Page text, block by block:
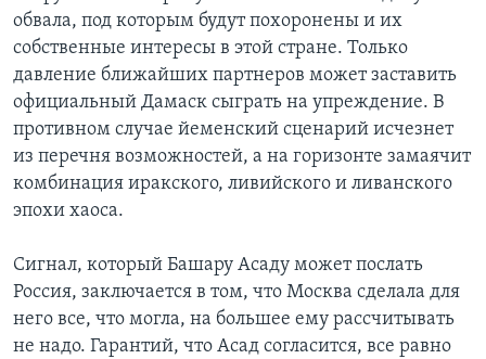
обвала, под которым будут похоронены и их
собственные интересы в этой стране. Только
давление ближайших партнеров может заставить
официальный Дамаск сыграть на упреждение. В
противном случае йеменский сценарий исчезнет
из перечня возможностей, а на горизонте замаячит
комбинация иракского, ливийского и ливанского
эпохи хаоса.
Сигнал, который Башару Асаду может послать
Россия, заключается в том, что Москва сделала для
него все, что могла, на большее ему рассчитывать
не надо. Гарантий, что Асад согласится, все равно